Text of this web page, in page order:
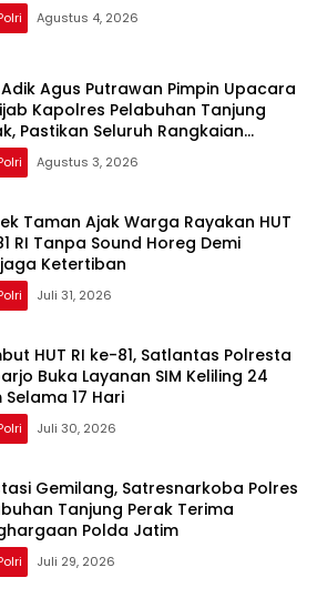
Agustus 4, 2026
Adik Agus Putrawan Pimpin Upacara
Kapolres Pelabuhan Tanjung
Pastikan Seluruh Rangkaian
Sukses
Agustus 3, 2026
Taman Ajak Warga Rayakan HUT
RI Tanpa Sound Horeg Demi
Ketertiban
Juli 31, 2026
HUT RI ke-81, Satlantas Polresta
Buka Layanan SIM Keliling 24
Selama 17 Hari
Juli 30, 2026
Gemilang, Satresnarkoba Polres
Tanjung Perak Terima
Polda Jatim
Juli 29, 2026